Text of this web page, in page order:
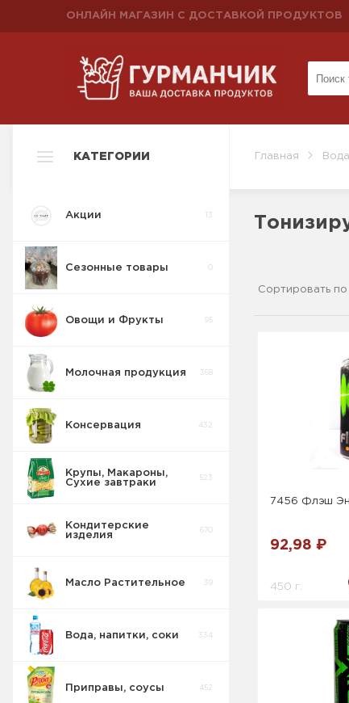
ОНЛАЙН МАГАЗИН С ДОСТАВКОЙ ПРОДУКТОВ
Главная
КАТЕГОРИИ
Акции 13
Сезонные товары
Овощи и Фрукты 95
Молочная продукция 368
Консервация 432
Крупы, Макароны,
Сухие завтраки
523
Кондитерские
изделия
670
Масло Растительное 39
Вода, напитки, соки 334
Соки Нектары
Приправы, соусы 452
Сортировать по
7456 Флэш
92,98 ₽
450 г.